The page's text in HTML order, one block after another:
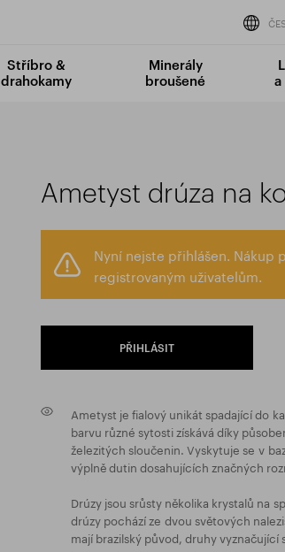
Obsah
CELKOVÁ
Stříbro &
drahokamy
Minerály
broušené
a
Ametyst drúza na
Nyní nejste přihlášen. Nákup
registrovaným uživatelům.
PŘIHLÁSIT
Ametyst je fialový unikát spadající do
barvu různé sytosti získává díky
železitých sloučenin. Vyskytuje se v
výplně dutin dosahujících značných
Drúzy jsou srůsty několika krystalů na
drúzy pochází ze dvou světových
mají brazilský původ, druhy